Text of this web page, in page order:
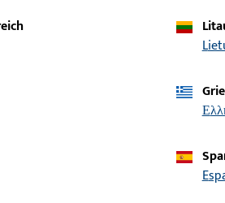
0-1 | Drückerstift | Drückerstift GT LI25/
1 | Drückerstift | Drückerstift GT LI25/